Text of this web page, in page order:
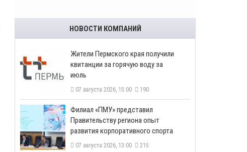
НОВОСТИ КОМПАНИЙ
​Жители Пермского края получили
квитанции за горячую воду за
июль
07 августа 2026, 15:00 190
​Филиал «ПМУ» представил
Правительству региона опыт
развития корпоративного спорта
07 августа 2026, 13:00 215